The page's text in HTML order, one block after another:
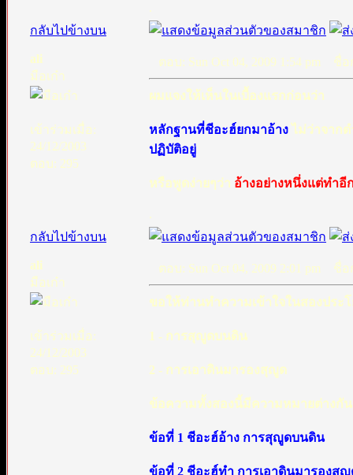
.
กลับไปข้างบน
ali
มือเก๋า
เข้าร่วมเมื่อ:
24/12/2003
ตอบ: 295
ตอบ: Sun Oct 04, 2009 1:54 pm ชื่อ
ผมแจงให้เห็นในเบื้องแรกก่อนว่า
หลักฐานที่ชีอะฮ์ยกมาอ้าง ไม่ว่าจาก
ปฏิบัติอยู่
หรือพูดง่ายๆว่า อ้างอย่างหนึ่งแต่ทำอี
.
กลับไปข้างบน
ali
มือเก๋า
เข้าร่วมเมื่อ:
24/12/2003
ตอบ: 295
ตอบ: Sun Oct 04, 2009 2:01 pm ชื่อ
ขอให้ท่านทำความเข้าใจในสองประ
1 - การสุญูดบนดิน
2 - การเอาดินมารองสุญูด
ข้อความทั้งสองนี้มีความหมายต่างกัน
ข้อที่ 1 ชีอะฮ์อ้าง การสุญูดบนดิน
ข้อที่ 2 ชีอะฮ์ทำ การเอาดินมารองสุญู